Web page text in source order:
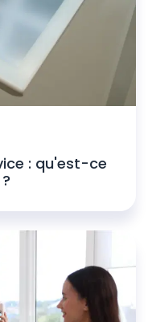
: qu'est-ce